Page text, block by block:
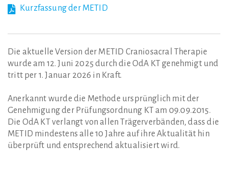
Kurzfassung der METID
Die aktuelle Version der METID Craniosacral Therapie
wurde am 12. Juni 2025 durch die OdA KT genehmigt und
tritt per 1. Januar 2026 in Kraft.
Anerkannt wurde die Methode ursprünglich mit der
Genehmigung der Prüfungsordnung KT am 09.09.2015.
Die OdA KT verlangt von allen Trägerverbänden, dass die
METID mindestens alle 10 Jahre auf ihre Aktualität hin
überprüft und entsprechend aktualisiert wird.